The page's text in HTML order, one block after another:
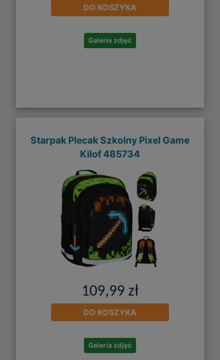
DO KOSZYKA
Galeria zdjęć
Starpak Plecak Szkolny Pixel Game
Kilof 485734
109,99 zł
DO KOSZYKA
Galeria zdjęć